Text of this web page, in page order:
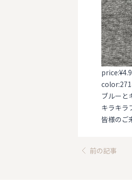
ブルーと
キラキラ
皆様のご
前の記事